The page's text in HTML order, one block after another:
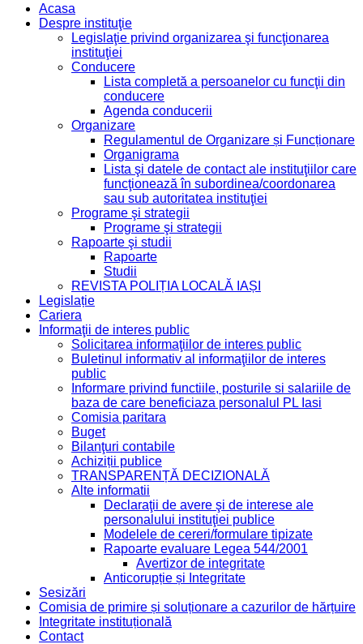
Acasa
Despre instituţie
Legislaţie privind organizarea şi funcţionarea
instituţiei
Conducere
Lista completă a persoanelor cu funcţii din
conducere
Agenda conducerii
Organizare
Regulamentul de Organizare și Funcționare
Organigrama
Lista şi datele de contact ale instituţiilor care
funcţionează în subordinea/coordonarea
sau sub autoritatea instituţiei
Programe şi strategii
Programe şi strategii
Rapoarte şi studii
Rapoarte
Studii
REVISTA POLIȚIA LOCALĂ IAȘI
Legislație
Cariera
Informaţii de interes public
Solicitarea informaţiilor de interes public
Buletinul informativ al informaţiilor de interes
public
Informare privind functiile, posturile si salariile de
baza de care beneficiaza personalul PL Iasi
Comisia paritara
Buget
Bilanţuri contabile
Achiziții publice
TRANSPARENȚĂ DECIZIONALĂ
Alte informatii
Declaraţii de avere şi de interese ale
personalului instituţiei publice
Modelele de cereri/formulare tipizate
Rapoarte evaluare Legea 544/2001
Avertizor de integritate
Anticorupție și Integritate
Sesizări
Comisia de primire și soluționare a cazurilor de hărțuire
Integritate instituțională
Contact